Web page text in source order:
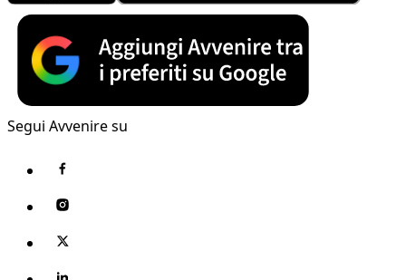
Segui Avvenire su